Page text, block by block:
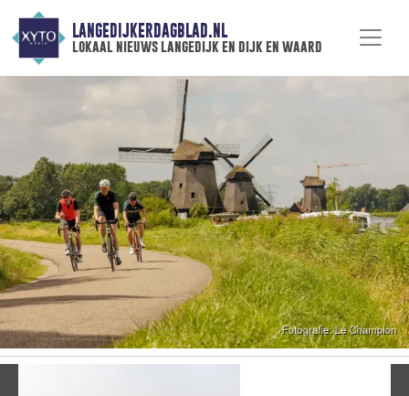
LANGEDIJKERDAGBLAD.NL
lokaal nieuws langedijk en dijk en waard